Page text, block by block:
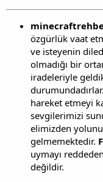
özgürlük vaat
ve isteyenin
olmadığı bir
iradeleriyle
hareket etmeyi
sevgilerimizi
elimizden
gelmemektedir.
uymayı
değildir.